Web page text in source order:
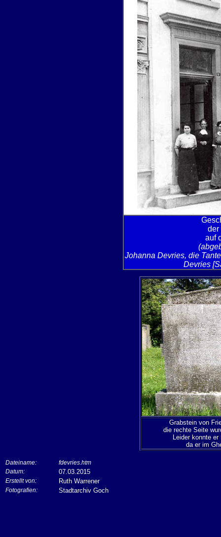
der
auf
Johanna Devries, die
Devries
Grabstein von
die rechte Seite
Leider konnte
da er im
Dateiname:
fdevries.htm
Datum:
07.03.2015
Erstellt von: Ruth Warrener
Fotografien: Stadtarchiv Goch